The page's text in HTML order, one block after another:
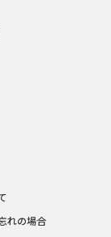
れの場合